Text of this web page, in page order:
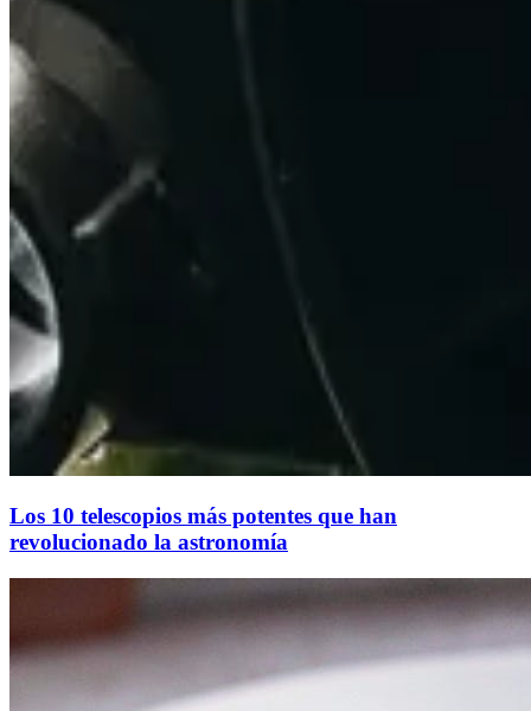
Los 10 telescopios más potentes que han
revolucionado la astronomía